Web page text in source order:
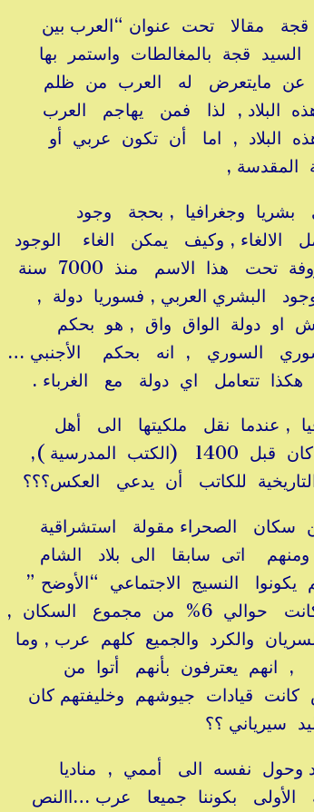
مقالا تحت عنوان “العرب بين
السيد قجة بالمغالطات واستمر بها
عن مايتعرض له العرب من ظلم
البلاد , لذا فمن يهاجم العرب
البلاد , اما أن تكون عربي أو
المقدسة ,
وجغرافيا , بحجة وجود
الالغاء , وكيف يمكن الغاء الوجود
الجغرافي , وهل القول بأن هذه الأرض اسمها سوريا ومعروفة تحت هذا الاسم منذ 7000 سنة
البشري العربي , فسوريا دولة ,
او دولة الواق واق , هو بحكم
السوري , انه بحكم الأجنبي …
تتعامل اي دولة مع الغرباء .
, عندما نقل ملكيتها الى أهل
قرش , لقد حذفوا حضارتها باعلانهم بداية تاريخ سوريا كان قبل 1400 (الكتب المدرسية ),
للكاتب أن يدعي العكس؟؟؟
سكان الصحراء مقولة استشراقية
اتى سابقا الى بلاد الشام
النسيج الاجتماعي “الأوضح ”
وانما الأقل وضوحا , فمصادر تاريخية تقول بأن نسبتهم كانت حوالي 6% من مجموع السكان ,
والكرد والجميع كلهم عرب , وما
, انهم يعترفون بأنهم أتوا من
قيادات جيوشهم وخليفتهم كان
سيرياني ؟؟
وحول نفسه الى أممي , مناديا
الأولى بكوننا جميعا عرب …االنص